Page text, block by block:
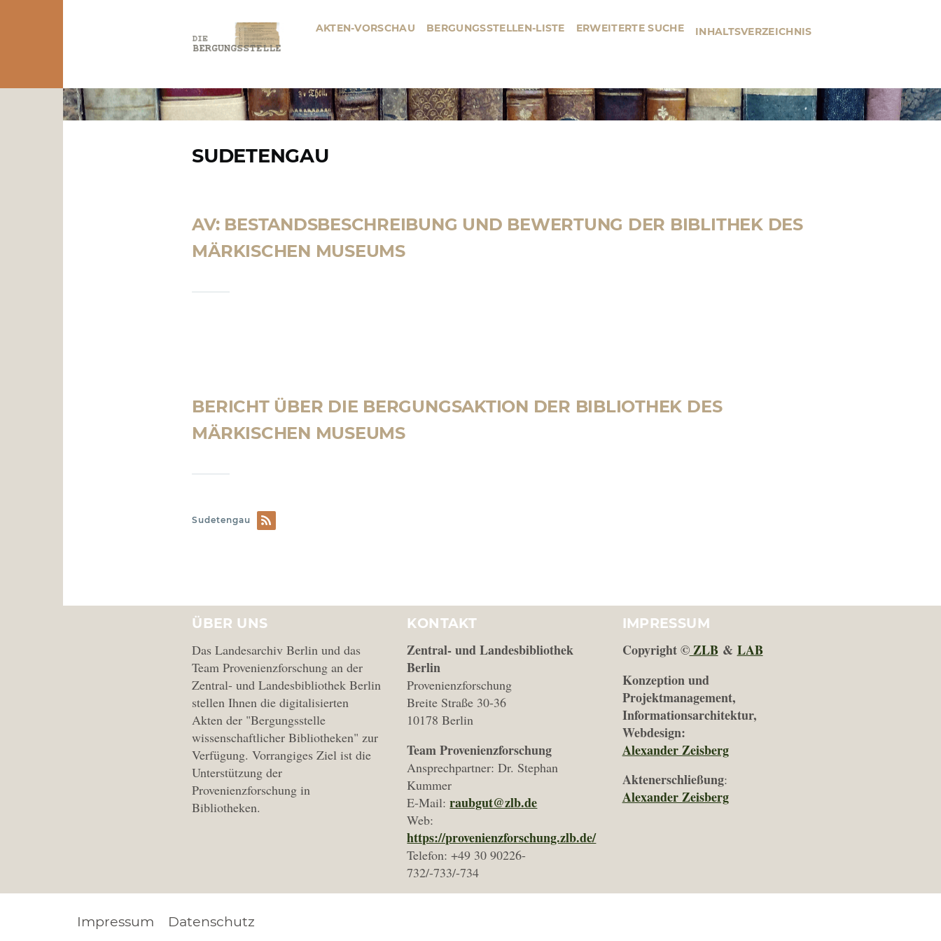
BERGUNGSSTELLE
AKTEN-VORSCHAU BERGUNGSSTELLEN-LISTE ERWEITERTE SUCHE INHALTSVERZEICHNIS
PFADNAVIGATION
SUDETENGAU
AV: BESTANDSBESCHREIBUNG UND BEWERTUNG DER BIBLITHEK DES
MÄRKISCHEN MUSEUMS
BERICHT ÜBER DIE BERGUNGSAKTION DER BIBLIOTHEK DES
MÄRKISCHEN MUSEUMS
Sudetengau
ÜBER UNS
Das Landesarchiv Berlin und das
Team Provenienzforschung an der
Zentral- und Landesbibliothek Berlin
stellen Ihnen die digitalisierten
Akten der "Bergungsstelle
wissenschaftlicher Bibliotheken" zur
Verfügung. Vorrangiges Ziel ist die
Unterstützung der
Provenienzforschung in
Bibliotheken.
KONTAKT
Zentral- und Landesbibliothek
Berlin
Provenienzforschung
Breite Straße 30-36
10178 Berlin
Team Provenienzforschung
Ansprechpartner: Dr. Stephan
Kummer
E-Mail:raubgut@zlb.de
Web:
https://provenienzforschung.zlb.de/
Telefon: +49 30 90226-
732/-733/-734
IMPRESSUM
Copyright ©ZLB & LAB
Konzeption und
Projektmanagement,
Informationsarchitektur,
Webdesign:
Alexander Zeisberg
Aktenerschließung:
Alexander Zeisberg
FOOTER
Impressum Datenschutz